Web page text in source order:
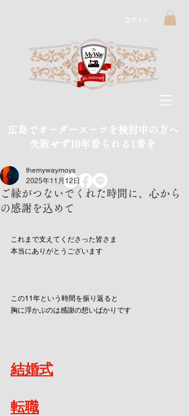
ログイン
広島でオーダースーツを検討中の方へ
​失敗せず10年着られる1着を
ご縁がつないでくれた時間に、心から
の感謝を込めて
themywaymoys
2025年11月12日
これまで支えてくださった皆さま
本当にありがとうございます
この11年という時間を振り返ると
胸に浮かぶのは感謝の想いばかりです
結婚式
転職